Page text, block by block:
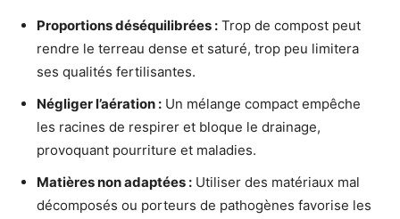
Proportions déséquilibrées : Trop de compost peut
rendre le terreau dense et saturé, trop peu limitera
ses qualités fertilisantes.
Négliger l’aération : Un mélange compact empêche
les racines de respirer et bloque le drainage,
provoquant pourriture et maladies.
Matières non adaptées : Utiliser des matériaux mal
décomposés ou porteurs de pathogènes favorise les